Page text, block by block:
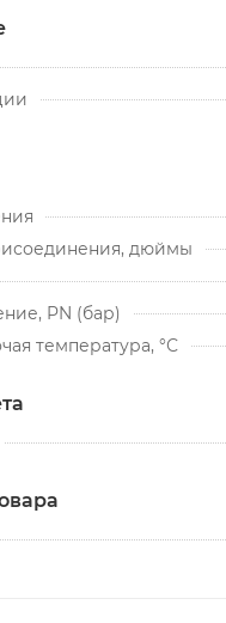
дюймы
PN (бар)
температура, °С